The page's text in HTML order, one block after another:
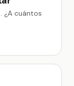
¿A cuántos